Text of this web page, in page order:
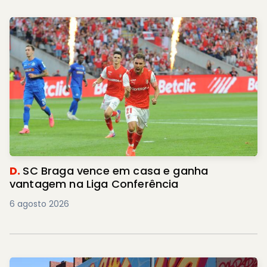
D. SC Braga vence em casa e ganha
vantagem na Liga Conferência
6 agosto 2026